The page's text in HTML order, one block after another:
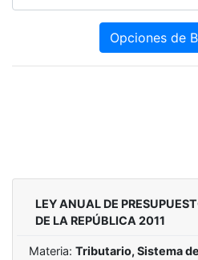
Opciones de
LEY ANUAL DE
DE LA REPÚBLICA 2011
Materia: Tributario, Sistema